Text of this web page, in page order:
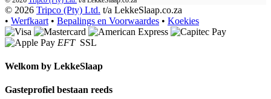
© 2026 Tripco (Pty) Ltd. t/a LekkeSlaap.co.za
• Werfkaart • Bepalings en Voorwaardes • Koekies
EFT SSL
Welkom by LekkeSlaap
Gasteprofiel bestaan ​​reeds